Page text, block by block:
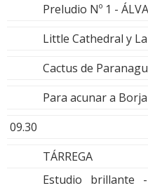
Preludio Nº 1 -
Little Cathedral y
Cactus de
Para acunar a Borja
09.30
TÁRREGA
Estudio brillante -